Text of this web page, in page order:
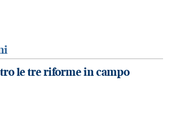
le tre riforme in campo